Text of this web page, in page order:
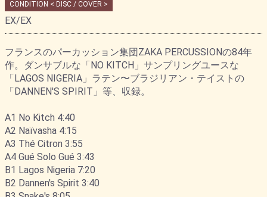
CONDITION < DISC / COVER >
EX/EX
フランスのパーカッション集団ZAKA PERCUSSIONの84年
作。ダンサブルな「NO KITCH」サンプリングユースな
「LAGOS NIGERIA」ラテン〜ブラジリアン・テイストの
「DANNEN'S SPIRIT」等、収録。
A1 No Kitch 4:40
A2 Naïvasha 4:15
A3 Thé Citron 3:55
A4 Gué Solo Gué 3:43
B1 Lagos Nigeria 7:20
B2 Dannen's Spirit 3:40